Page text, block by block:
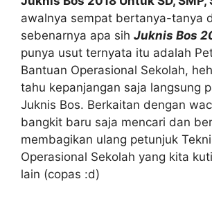
awalnya sempat bertanya-tanya
sebenarnya apa sih Juknis Bos
punya usut ternyata itu adalah
Bantuan Operasional Sekolah,
tahu kepanjangan saja langsung
Juknis Bos. Berkaitan dengan
bangkit baru saja mencari dan
membagikan ulang petunjuk
Operasional Sekolah yang kita
lain (copas :d)